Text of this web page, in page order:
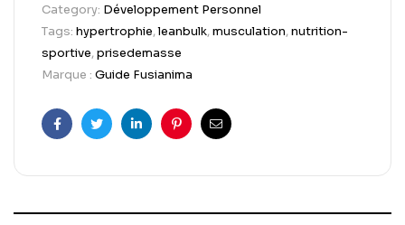
Category: Développement Personnel
Tags: hypertrophie,leanbulk,musculation,nutrition-
sportive,prisedemasse
Marque : Guide Fusianima
FacebookTwitterLinkedinPinterestEmail